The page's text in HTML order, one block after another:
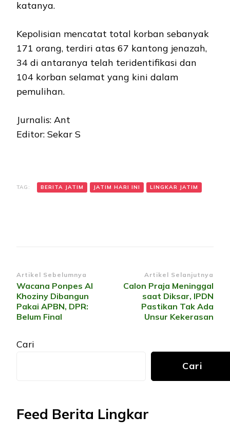
katanya.
Kepolisian mencatat total korban sebanyak
171 orang, terdiri atas 67 kantong jenazah,
34 di antaranya telah teridentifikasi dan
104 korban selamat yang kini dalam
pemulihan.
Jurnalis: Ant
Editor: Sekar S
TAG: BERITA JATIM JATIM HARI INI LINGKAR JATIM
Navigasi
Artikel
Artikel Sebelumnya
Wacana Ponpes Al
Khoziny Dibangun
Pakai APBN, DPR:
Belum Final
Artikel Selanjutnya
Calon Praja Meninggal
saat Diksar, IPDN
Pastikan Tak Ada
Unsur Kekerasan
Cari
Cari
Feed Berita Lingkar